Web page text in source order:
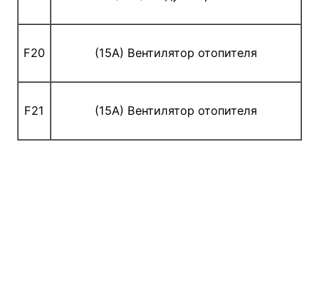
F20 (15A) Вентилятор отопителя
F21 (15A) Вентилятор отопителя